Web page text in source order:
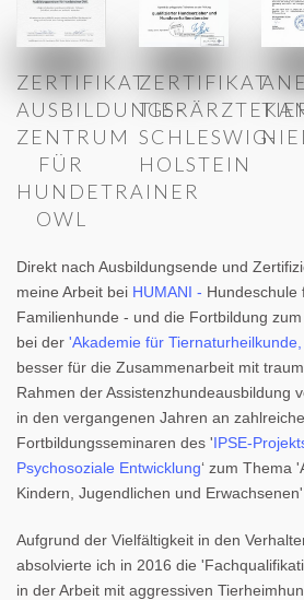
ZERTIFIKAT
AUSBILDUNGS-
ZENTRUM
FÜR
HUNDETRAINER
OWL
ZERTIFIKAT
SCHLESWIG-
HOLSTEIN
Direkt nach Ausbildungsende und
meine Arbeit bei HUMANI - Hundeschule
Familienhunde - und die Fortbildung
bei der 'Akademie für Tiernaturheilkunde,
besser für die Zusammenarbeit mit
Rahmen der Assistenzhundeausbildung
in den vergangenen Jahren an
Fortbildungsseminaren des 'IPSE-
Psychosoziale Entwicklung‘ zum Thema
Kindern, Jugendlichen und
Aufgrund der Vielfältigkeit in den
absolvierte ich in 2016 die
in der Arbeit mit aggressiven